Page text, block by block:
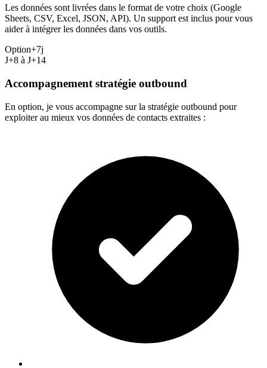
Les données sont livrées dans le format de votre choix (Google
Sheets, CSV, Excel, JSON, API). Un support est inclus pour vous
aider à intégrer les données dans vos outils.
Option+7j
J+8 à J+14
Accompagnement stratégie outbound
En option, je vous accompagne sur la stratégie outbound pour
exploiter au mieux vos données de contacts extraites :